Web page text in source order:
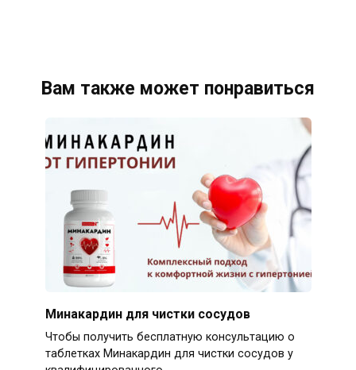
Вам также может понравиться
Минакардин для чистки сосудов
Чтобы получить бесплатную консультацию о
таблетках Минакардин для чистки сосудов у